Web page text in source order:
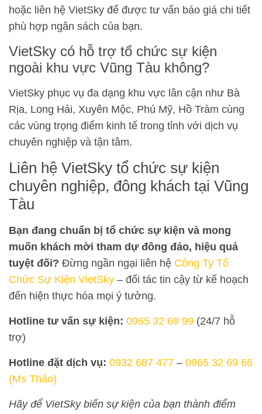
hoặc liên hệ VietSky để được tư vấn báo giá chi tiết
phù hợp ngân sách của bạn.
VietSky có hỗ trợ tổ chức sự kiện
ngoài khu vực Vũng Tàu không?
VietSky phục vụ đa dạng khu vực lân cận như Bà
Rịa, Long Hải, Xuyên Mộc, Phú Mỹ, Hồ Tràm cùng
các vùng trọng điểm kinh tế trong tỉnh với dịch vụ
chuyên nghiệp và tận tâm.
Liên hệ VietSky tổ chức sự kiện
chuyên nghiệp, đông khách tại Vũng
Tàu
Bạn đang chuẩn bị tổ chức sự kiện và mong
muốn khách mời tham dự đông đảo, hiệu quả
tuyệt đối? Đừng ngần ngại liên hệ Công Ty Tổ
Chức Sự Kiện VietSky – đối tác tin cậy từ kế hoạch
đến hiện thực hóa mọi ý tưởng.
Hotline tư vấn sự kiện: 0965 32 69 99 (24/7 hỗ
trợ)
Hotline đặt dịch vụ: 0932 687 477 – 0965 32 69 66
(Ms Thảo)
Hãy để VietSky biến sự kiện của bạn thành điểm